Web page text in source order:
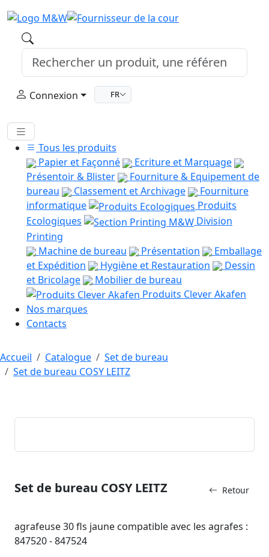
Connexion FR
Tous les produits
Papier et Façonné
Ecriture et Marquage
Présentoir & Blister
Fourniture & Equipement de
bureau
Classement et Archivage
Fourniture
informatique
Produits
Ecologiques
Division
Printing
Machine de bureau
Présentation
Emballage
et Expédition
Hygiène et Restauration
Dessin
et Bricolage
Mobilier de bureau
Produits Clever Akafen
Nos marques
Contacts
Accueil Catalogue
Set de bureau
Set de bureau COSY LEITZ
Retour
Set de bureau COSY LEITZ
agrafeuse 30 fls jaune compatible avec les agrafes :
847520 - 847524